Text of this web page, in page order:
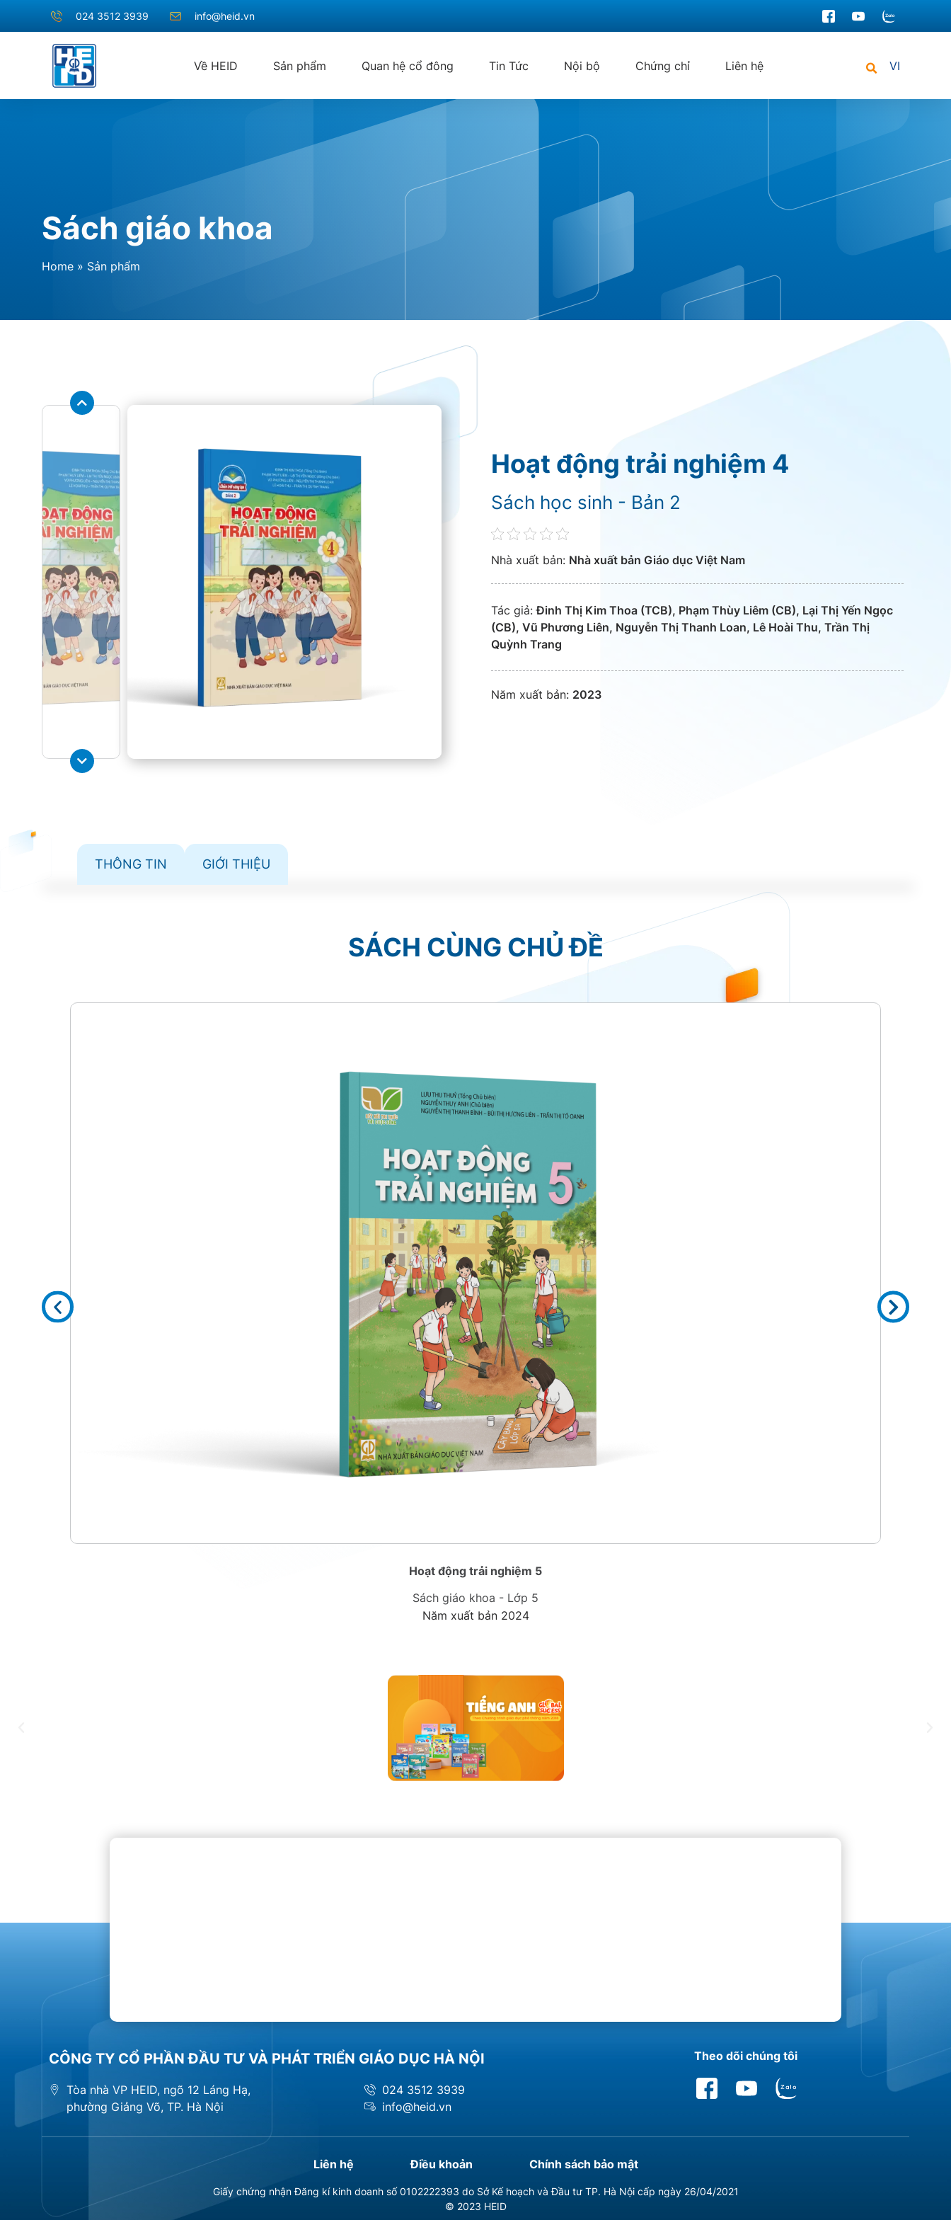
024 3512 3939 info@heid.vn
Về HEID Sản phẩm Quan hệ cổ đông Tin Tức Nội bộ Chứng chỉ Liên hệ VI
Sách giáo khoa
Home » Sản phẩm
Hoạt động trải nghiệm 4
Sách học sinh - Bản 2
Nhà xuất bản: Nhà xuất bản Giáo dục Việt Nam
Tác giả:Đinh Thị Kim Thoa (TCB), Phạm Thùy Liêm (CB), Lại Thị Yến Ngọc
(CB), Vũ Phương Liên, Nguyễn Thị Thanh Loan, Lê Hoài Thu, Trần Thị
Quỳnh Trang
Năm xuất bản: 2023
THÔNG TIN GIỚI THIỆU
SÁCH CÙNG CHỦ ĐỀ
Hoạt động trải nghiệm 5
Sách giáo khoa - Lớp 5
Năm xuất bản 2024
CÔNG TY CỔ PHẦN ĐẦU TƯ VÀ PHÁT TRIỂN GIÁO DỤC HÀ NỘI
Tòa nhà VP HEID, ngõ 12 Láng Hạ,
phường Giảng Võ, TP. Hà Nội
024 3512 3939
info@heid.vn
Theo dõi chúng tôi
Liên hệ Điều khoản Chính sách bảo mật
Giấy chứng nhận Đăng kí kinh doanh số 0102222393 do Sở Kế hoạch và Đầu tư TP. Hà Nội cấp ngày 26/04/2021
© 2023 HEID